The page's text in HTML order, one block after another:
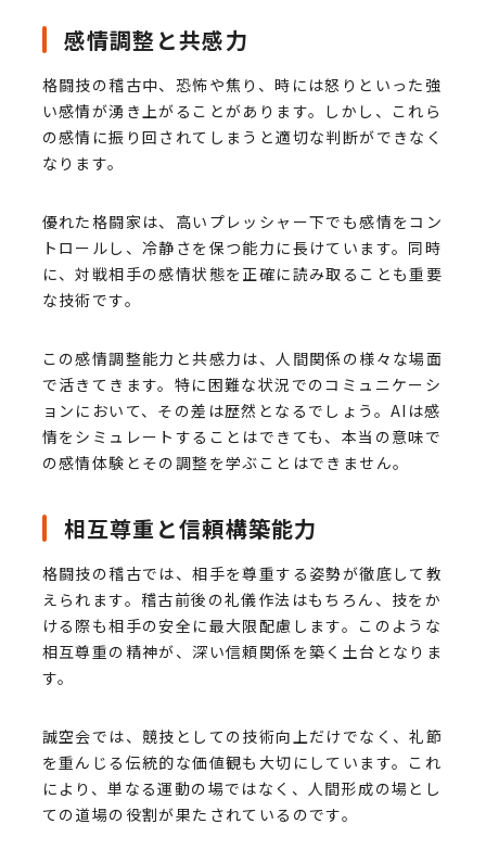
感情調整と共感力
格闘技の稽古中、恐怖や焦り、時には怒りといった強
い感情が湧き上がることがあります。しかし、これら
の感情に振り回されてしまうと適切な判断ができなく
なります。
優れた格闘家は、高いプレッシャー下でも感情をコン
トロールし、冷静さを保つ能力に長けています。同時
に、対戦相手の感情状態を正確に読み取ることも重要
な技術です。
この感情調整能力と共感力は、人間関係の様々な場面
で活きてきます。特に困難な状況でのコミュニケーシ
ョンにおいて、その差は歴然となるでしょう。AIは感
情をシミュレートすることはできても、本当の意味で
の感情体験とその調整を学ぶことはできません。
相互尊重と信頼構築能力
格闘技の稽古では、相手を尊重する姿勢が徹底して教
えられます。稽古前後の礼儀作法はもちろん、技をか
ける際も相手の安全に最大限配慮します。このような
相互尊重の精神が、深い信頼関係を築く土台となりま
す。
誠空会では、競技としての技術向上だけでなく、礼節
を重んじる伝統的な価値観も大切にしています。これ
により、単なる運動の場ではなく、人間形成の場とし
ての道場の役割が果たされているのです。